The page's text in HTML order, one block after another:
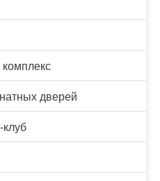
дверей